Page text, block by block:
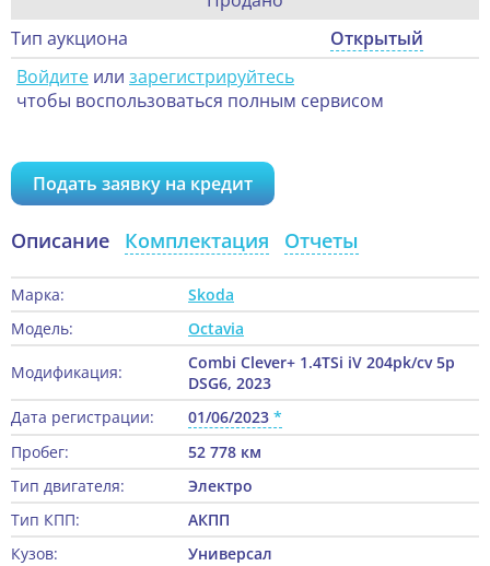
Тип аукциона
Открытый
Войдите или зарегистрируйтесь
чтобы воспользоваться полным сервисом
Подать заявку на кредит
Описание Комплектация Отчеты
Марка:
Skoda
Модель:
Octavia
Модификация:
Combi Clever+ 1.4TSi iV 204pk/cv 5p
DSG6, 2023
Дата регистрации:
01/06/2023
Пробег:
52 778 км
Тип двигателя:
Электро
Тип КПП:
АКПП
Кузов:
Универсал